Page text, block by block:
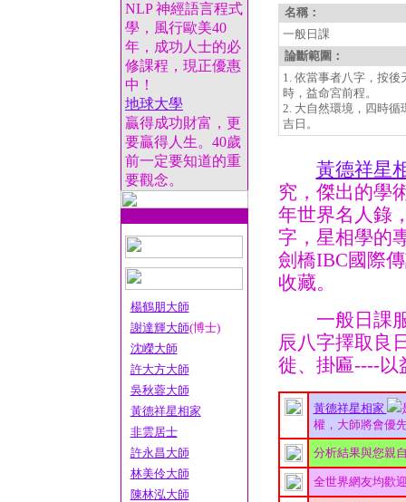
NLP 神經語言程式
學，風行歐美40
年，成功人士的必
修課程，現正優惠
中！
地球大學
贏得成功財富，更
要贏得人生。40歲
前一定要知道的重
要觀念。
楊鶴朋大師
謝達輝大師(博士)
沈嶸大師
許大方大師
吳秋蓉大師
黃德祥星相家
非雲居士
許永昌大師
林美伶大師
陳林泓大師
名稱：
一般日課
論斷範圍：
1. 依當事者八字，按
時，益命宮前程。
2. 大自然環境，四時循
吉日。
黃德祥星
究，傑出的學
年世界名人錄
字，星相學的
劍橋IBC國際
收藏。
一般日課服
辰八字擇取良
徙、掛匾----以
黃德祥星相家
權，大師將會優
分析結果與您親
全世界網友均歡